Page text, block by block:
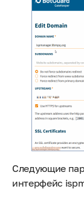
Следующие
интерфейс